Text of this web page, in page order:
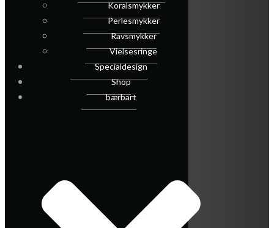
Koralsmykker
Perlesmykker
Ravsmykker
Vielsesringe
Specialdesign
Shop
bærbart